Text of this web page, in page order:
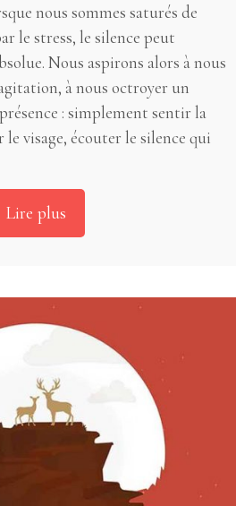
nous sommes saturés de
le stress, le silence peut
Nous aspirons alors à nous
à nous octroyer un
: simplement sentir la
le visage, écouter le silence qui
Lire plus